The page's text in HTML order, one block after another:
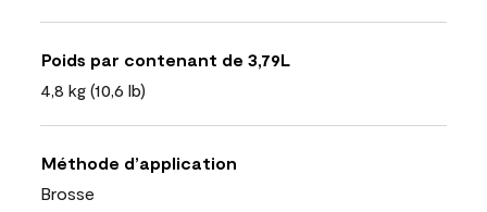
Poids par contenant de 3,79L
4,8 kg (10,6 lb)
Méthode d’application
Brosse